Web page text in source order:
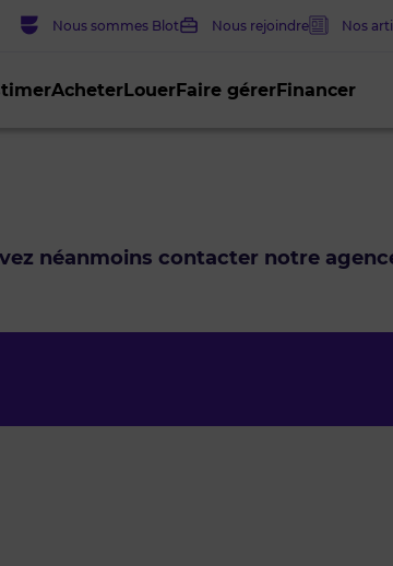
AcheterLouerFaire gérerFinancer
Nous sommes Blot Nous rejoindre Nos
néanmoins contacter notre